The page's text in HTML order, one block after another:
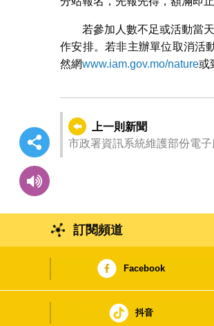
若參加人數不足或活動當
作安排。若非主辦單位取消活
然網www.iam.gov.mo/nature或
上一則新聞
市政署資訊系統維護部份電
訂閱頻道
Facebook
抖音